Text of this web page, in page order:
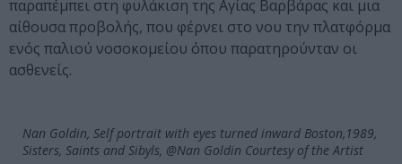
παραπέμπει στη φυλάκιση της Αγίας Βαρβάρας και μια
αίθουσα προβολής, που φέρνει στο νου την πλατφόρμα
ενός παλιού νοσοκομείου όπου παρατηρούνταν οι
ασθενείς.
Nan Goldin, Self portrait with eyes turned inward Boston,1989,
Sisters, Saints and Sibyls, @Nan Goldin Courtesy of the Artist